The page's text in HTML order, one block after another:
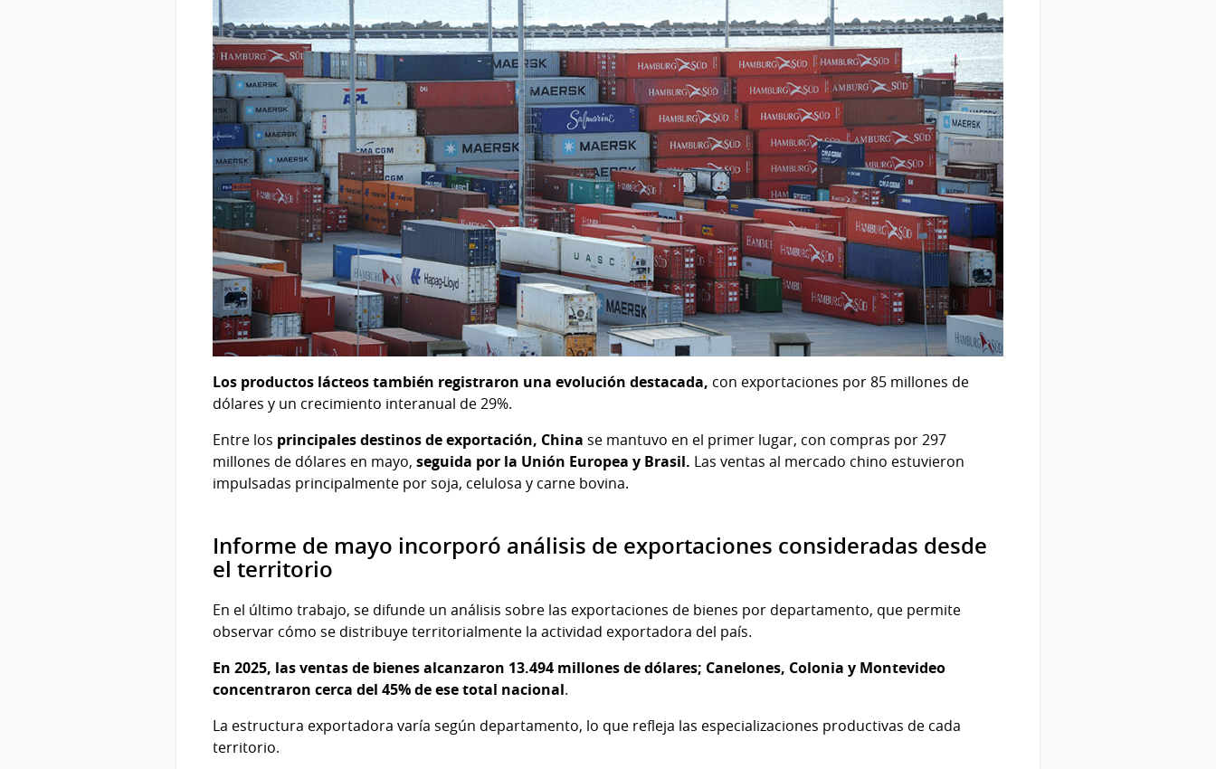
Los productos lácteos también registraron una evolución destacada, con exportaciones por 85 millones de
dólares y un crecimiento interanual de 29%.
Entre los principales destinos de exportación, China se mantuvo en el primer lugar, con compras por 297
millones de dólares en mayo, seguida por la Unión Europea y Brasil. Las ventas al mercado chino estuvieron
impulsadas principalmente por soja, celulosa y carne bovina.
Informe de mayo incorporó análisis de exportaciones consideradas desde
el territorio
En el último trabajo, se difunde un análisis sobre las exportaciones de bienes por departamento, que permite
observar cómo se distribuye territorialmente la actividad exportadora del país.
En 2025, las ventas de bienes alcanzaron 13.494 millones de dólares; Canelones, Colonia y Montevideo
concentraron cerca del 45% de ese total nacional.
La estructura exportadora varía según departamento, lo que refleja las especializaciones productivas de cada
territorio.